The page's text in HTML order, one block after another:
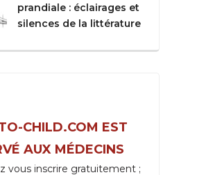
prandiale : éclairages et
silences de la littérature
CHILD.COM EST
AUX MÉDECINS
vous inscrire gratuitement ;